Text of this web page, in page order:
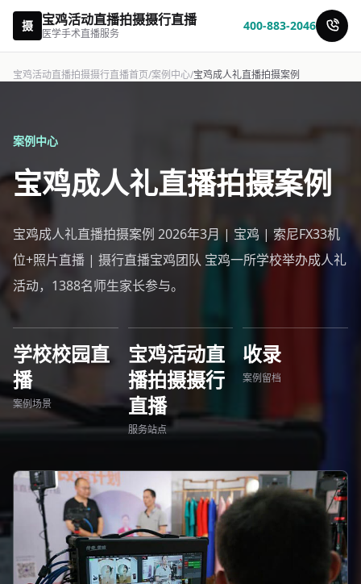
摄 宝鸡活动直播拍摄摄行直播
医学手术直播服务
400-883-2046
宝鸡活动直播拍摄摄行直播首页/案例中心/宝鸡成人礼直播拍摄案例
案例中心
宝鸡成人礼直播拍摄案例
宝鸡成人礼直播拍摄案例 2026年3月 | 宝鸡 | 索尼FX33机
位+照片直播 | 摄行直播宝鸡团队 宝鸡一所学校举办成人礼
活动，1388名师生家长参与。
学校校园直
播
案例场景
宝鸡活动直
播拍摄摄行
直播
服务站点
收录
案例留档